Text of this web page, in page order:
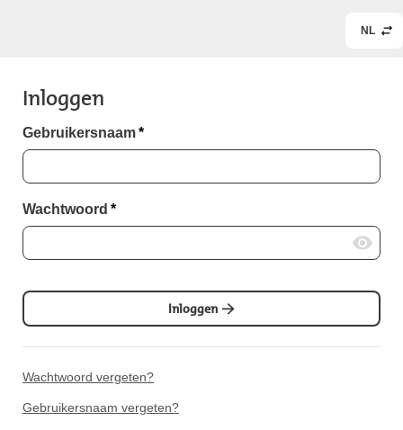
NL
Inloggen
Gebruikersnaam*
Wachtwoord *
Inloggen
Wachtwoord vergeten?
Gebruikersnaam vergeten?